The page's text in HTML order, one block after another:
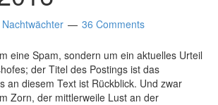
Nachtwächter 36 Comments
eine Spam, sondern um ein aktuelles Urteil
der Titel des Postings ist das
an diesem Text ist Rückblick. Und zwar
Zorn, der mittlerweile Lust an der